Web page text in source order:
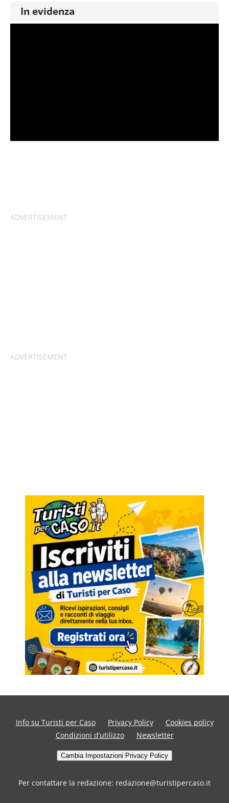
In evidenza
Info su Turisti per Caso Privacy Policy
Cookies policy
Condizioni d’utilizzo
Newsletter
Cambia Impostazioni Privacy Policy
Per contattare la redazione: redazione@turistipercaso.it